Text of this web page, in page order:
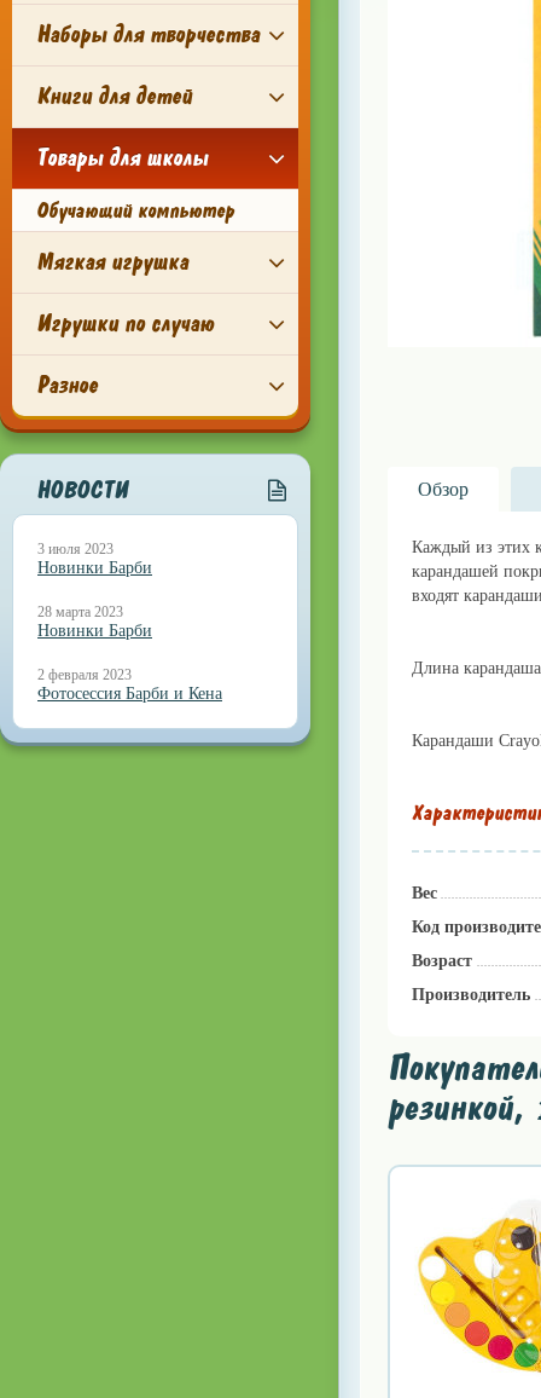
Наборы для творчества
Книги для детей
Товары для школы
Обучающий компьютер
Мягкая игрушка
Игрушки по случаю
Разное
НОВОСТИ
3 июля 2023
Новинки Барби
28 марта 2023
Новинки Барби
2 февраля 2023
Фотосессия Барби и Кена
Обзор
Каждый из этих
карандашей
входят
Длина
Карандаши
Вес
Код
Возраст
Производитель